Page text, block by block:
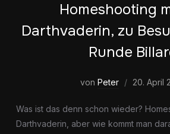
Homeshooting
Darthvaderin, zu
Runde
von Peter 20. April
Was ist das denn schon wieder?
Darthvaderin, aber wie kommt man